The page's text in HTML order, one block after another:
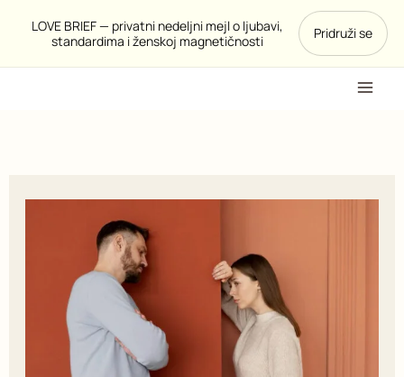
LOVE BRIEF — privatni nedeljni mejl o ljubavi,
standardima i ženskoj magnetičnosti
Pridruži se
sadržaj